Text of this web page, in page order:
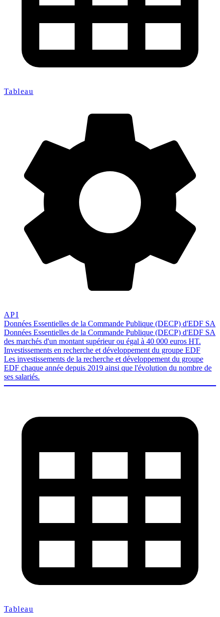
Tableau
API
Données Essentielles de la Commande Publique (DECP) d'EDF SA
Données Essentielles de la Commande Publique (DECP) d'EDF SA
des marchés d'un montant supérieur ou égal à 40 000 euros HT.
Investissements en recherche et développement du groupe EDF
Les investissements de la recherche et développement du groupe
EDF chaque année depuis 2019 ainsi que l'évolution du nombre de
ses salariés.
Tableau